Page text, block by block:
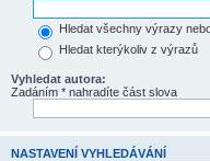
Hledat všechny výrazy
Hledat kterýkoliv z výrazů
Vyhledat autora:
Zadáním * nahradíte část slova
NASTAVENÍ VYHLEDÁVÁNÍ